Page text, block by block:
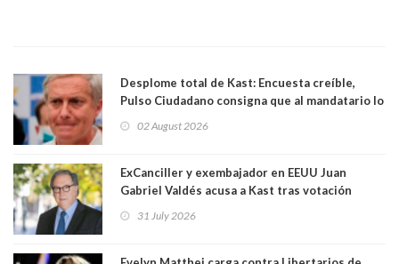
Desplome total de Kast: Encuesta creíble,
Pulso Ciudadano consigna que al mandatario lo
sacó en primera vuelta. Rechazo es de 58.9% y
64.8%
02 August 2026
ExCanciller y exembajador en EEUU Juan
Gabriel Valdés acusa a Kast tras votación
"Si hay una persona responsable es él"
31 July 2026